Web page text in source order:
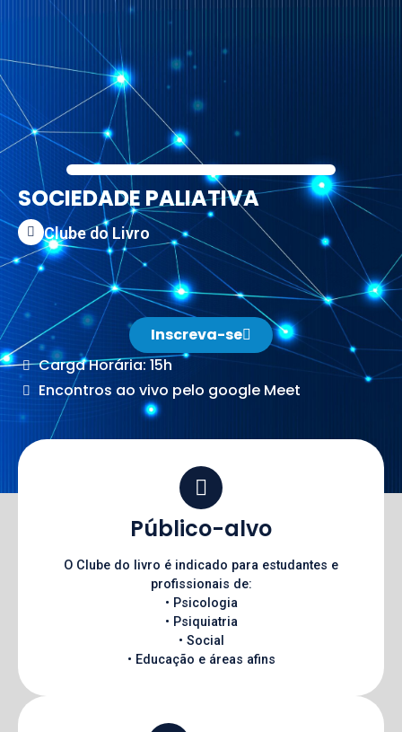
SOCIEDADE PALIATIVA
Clube do Livro
Inscreva-se
Carga Horária: 15h
Encontros ao vivo pelo google Meet
Público-alvo
O Clube do livro é indicado para estudantes e
profissionais de:
• Psicologia
• Psiquiatria
• Social
• Educação e áreas afins